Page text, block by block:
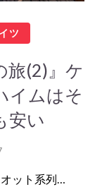
ツ
旅(2)』ケ
イムはそ
安い
ット系列…